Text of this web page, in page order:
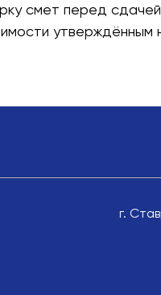
смет перед
утверждённым
г.